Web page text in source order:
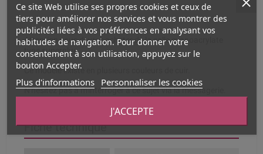
Attention vous devrez acheter de la colle cyanoacrylate
type superglue.
Ce modèle existe en plusieurs couleurs de cuir.
N'hésitez pas à m'interroger à ce sujet via la messagerie.
Fiche technique
Ce site Web utilise ses propres cookies et ceux de
tiers pour améliorer nos services et vous montrer des
publicités liées à vos préférences en analysant vos
habitudes de navigation. Pour donner votre
consentement à son utilisation, appuyez sur le
bouton Accepter.
Plus d'informations Personnaliser les cookies
J'ACCEPTE